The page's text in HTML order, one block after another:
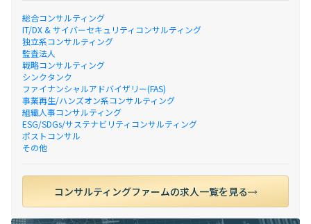
総合コンサルティング
IT/DX & サイバーセキュリティコンサルティング
独立系コンサルティング
監査法人
戦略コンサルティング
シンクタンク
ファイナンシャルアドバイザリー(FAS)
事業再生/ハンズオン系コンサルティング
組織人事コンサルティング
ESG/SDGs/サステナビリティコンサルティング
ポストコンサル
その他
コンサルティングファームの求人一覧を見る